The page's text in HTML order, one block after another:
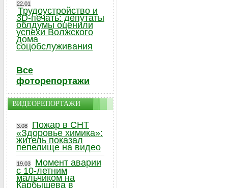
22.01
Трудоустройство и
3D-печать: депутаты
облдумы оценили
успехи Волжского
дома
соцобслуживания
Все
фоторепортажи
ВИДЕОРЕПОРТАЖИ
3.08
Пожар в СНТ
«Здоровье химика»:
житель показал
пепелище на видео
19.03
Момент аварии
с 10-летним
мальчиком на
Карбышева в